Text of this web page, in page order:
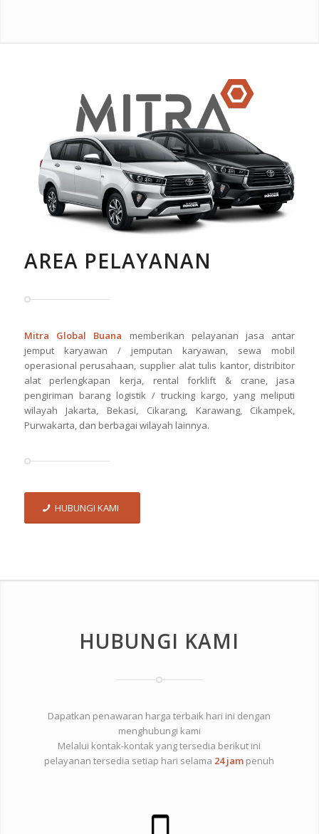
AREA PELAYANAN
Mitra Global Buana memberikan pelayanan jasa antar
jemput karyawan / jemputan karyawan, sewa mobil
operasional perusahaan, supplier alat tulis kantor, distribitor
alat perlengkapan kerja, rental forklift & crane, jasa
pengiriman barang logistik / trucking kargo, yang meliputi
wilayah Jakarta, Bekasi, Cikarang, Karawang, Cikampek,
Purwakarta, dan berbagai wilayah lainnya.
HUBUNGI KAMI
HUBUNGI KAMI
Dapatkan penawaran harga terbaik hari ini dengan
menghubungi kami
Melalui kontak-kontak yang tersedia berikut ini
pelayanan tersedia setiap hari selama 24 jam penuh